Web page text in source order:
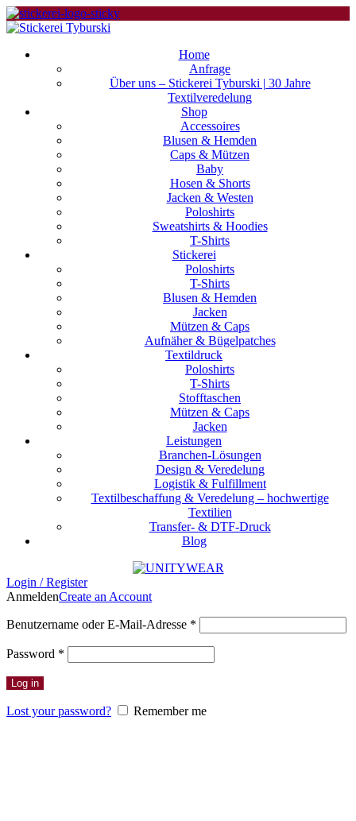
Home
Anfrage
Über uns – Stickerei Tyburski | 30 Jahre
Textilveredelung
Shop
Accessoires
Blusen & Hemden
Caps & Mützen
Baby
Hosen & Shorts
Jacken & Westen
Poloshirts
Sweatshirts & Hoodies
T-Shirts
Stickerei
Poloshirts
T-Shirts
Blusen & Hemden
Jacken
Mützen & Caps
Aufnäher & Bügelpatches
Textildruck
Poloshirts
T-Shirts
Stofftaschen
Mützen & Caps
Jacken
Leistungen
Branchen-Lösungen
Design & Veredelung
Logistik & Fulfillment
Textilbeschaffung & Veredelung – hochwertige
Textilien
Transfer- & DTF-Druck
Blog
Login / Register
AnmeldenCreate an Account
Benutzername oder E-Mail-Adresse *
Password *
Log in
Lost your password? Remember me